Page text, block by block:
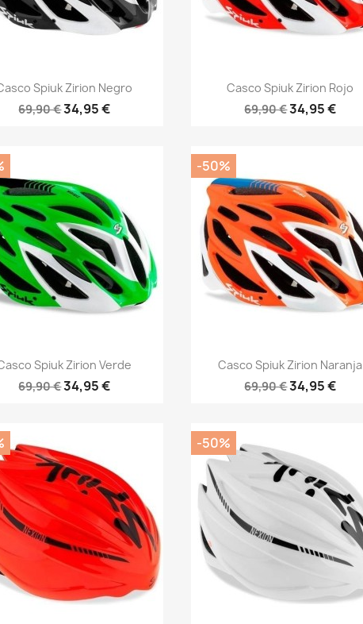
Vista rápida
Spiuk Zirion Negro
69,90 €34,95 €
 Vista rápida
Casco Spiuk Zirion Rojo
69,90 €34,95 €
Vista rápida
Spiuk Zirion Verde
69,90 €34,95 €
Vista rápida
Casco Spiuk Zirion Naranja
69,90 €34,95 €
-50%
-50%